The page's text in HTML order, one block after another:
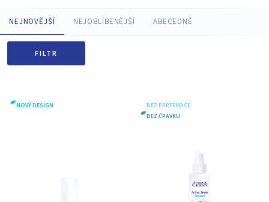
NEJNOVĚJŠÍ NEJOBLÍBENĚJŠÍ ABECEDNĚ
FILTR
NOVÝ DESIGN
BEZ PARFEMACE
BEZ ČPAVKU